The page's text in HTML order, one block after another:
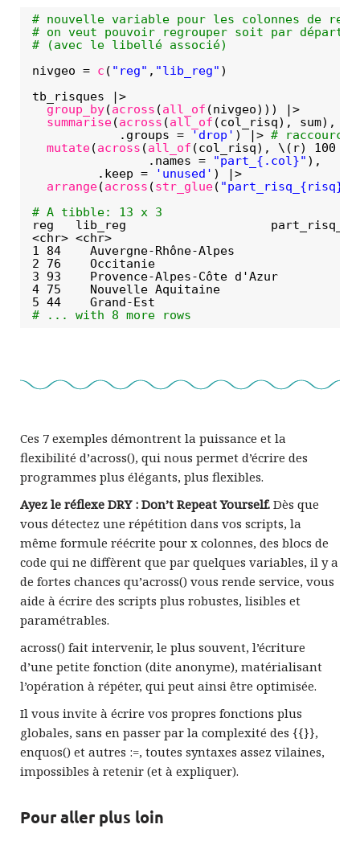
# nouvelle variable pour les colonnes de
# on veut pouvoir regrouper soit par
# (avec le libellé associé)
nivgeo = c ( "reg" , "lib_reg" )
tb_risques |>
group_by(across (all_of (nivgeo))) |>
summarise(across (all_of (col_risq), sum),
.groups =
'drop' ) |> # raccourci
mutate(across (all_of (col_risq), \(r) 100 *
.names =
"part_{.col}" ),
.keep =
'unused' ) |>
arrange(across (str_glue( "part_risq_{risq}"
# A tibble: 13 x 3
reg   lib_reg
<chr> <chr>
1 84    Auvergne-Rhône-Alpes
2 76    Occitanie
3 93    Provence-Alpes-Côte d'Azur
4 75    Nouvelle Aquitaine
5 44    Grand-Est
# ... with 8 more rows
Ces 7 exemples démontrent la puissance et la
flexibilité d’across(), qui nous permet d’écrire des
programmes plus élégants, plus flexibles.
Ayez le réflexe DRY : Don’t Repeat Yourself. Dès que
vous détectez une répétition dans vos scripts, la
même formule réécrite pour x colonnes, des blocs de
code qui ne diffèrent que par quelques variables, il y a
de fortes chances qu’across() vous rende service, vous
aide à écrire des scripts plus robustes, lisibles et
paramétrables.
across() fait intervenir, le plus souvent, l’écriture
d’une petite fonction (dite anonyme), matérialisant
l’opération à répéter, qui peut ainsi être optimisée.
Il vous invite à écrire vos propres fonctions plus
globales, sans en passer par la complexité des {{}},
enquos() et autres :=, toutes syntaxes assez vilaines,
impossibles à retenir (et à expliquer).
Pour aller plus loin